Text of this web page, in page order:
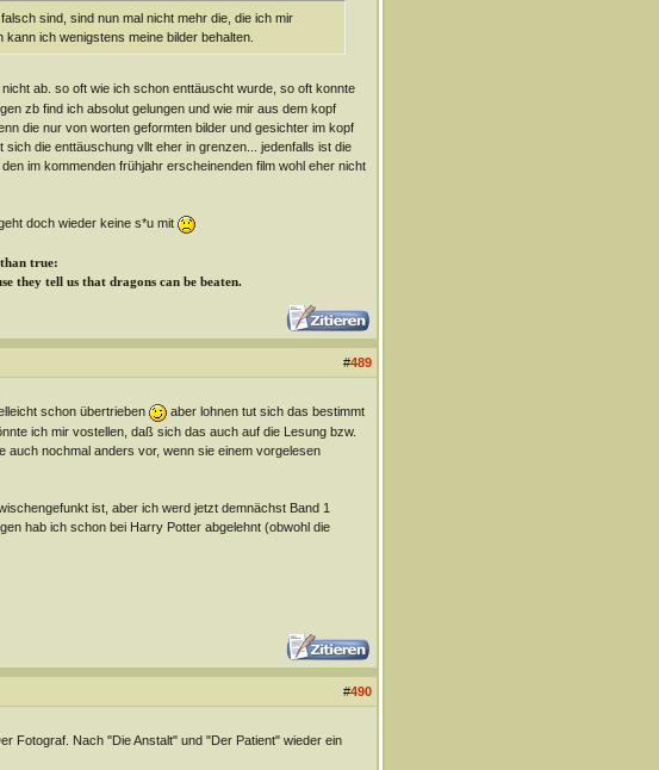
sind, sind nun mal nicht mehr die, die ich mir
ich wenigstens meine bilder behalten.
ab. so oft wie ich schon enttäuscht wurde, so oft konnte
zb find ich absolut gelungen und wie mir aus dem kopf
die nur von worten geformten bilder und gesichter im kopf
die enttäuschung vllt eher in grenzen... jedenfalls ist die
im kommenden frühjahr erscheinenden film wohl eher nicht
doch wieder keine s*u mit
true:
they tell us that dragons can be beaten.
#489
schon übertrieben
aber lohnen tut sich das bestimmt
ich mir vostellen, daß sich das auch auf die Lesung bzw.
auch nochmal anders vor, wenn sie einem vorgelesen
ist, aber ich werd jetzt demnächst Band 1
hab ich schon bei Harry Potter abgelehnt (obwohl die
#490
Fotograf. Nach "Die Anstalt" und "Der Patient" wieder ein